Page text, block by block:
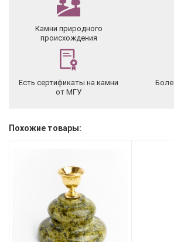
Камни природного
происхождения
Есть сертификаты на камни
от МГУ
Похожие товары: